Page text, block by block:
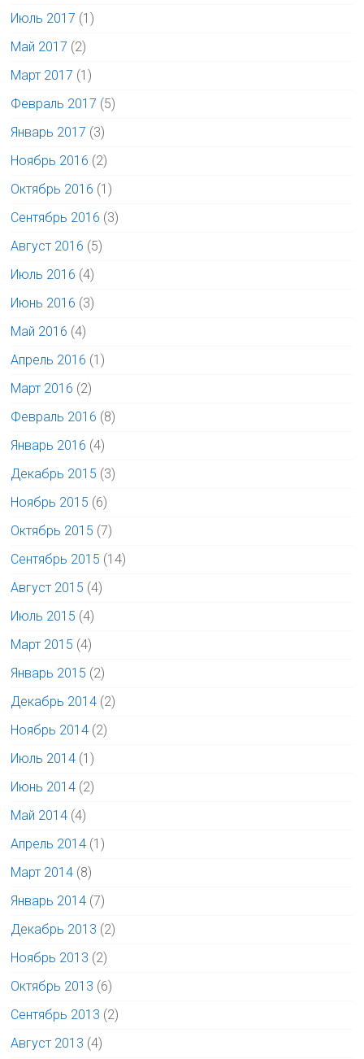
Июль 2017 (1)
Май 2017 (2)
Март 2017 (1)
Февраль 2017 (5)
Январь 2017 (3)
Ноябрь 2016 (2)
Октябрь 2016 (1)
Сентябрь 2016 (3)
Август 2016 (5)
Июль 2016 (4)
Июнь 2016 (3)
Май 2016 (4)
Апрель 2016 (1)
Март 2016 (2)
Февраль 2016 (8)
Январь 2016 (4)
Декабрь 2015 (3)
Ноябрь 2015 (6)
Октябрь 2015 (7)
Сентябрь 2015 (14)
Август 2015 (4)
Июль 2015 (4)
Март 2015 (4)
Январь 2015 (2)
Декабрь 2014 (2)
Ноябрь 2014 (2)
Июль 2014 (1)
Июнь 2014 (2)
Май 2014 (4)
Апрель 2014 (1)
Март 2014 (8)
Январь 2014 (7)
Декабрь 2013 (2)
Ноябрь 2013 (2)
Октябрь 2013 (6)
Сентябрь 2013 (2)
Август 2013 (4)